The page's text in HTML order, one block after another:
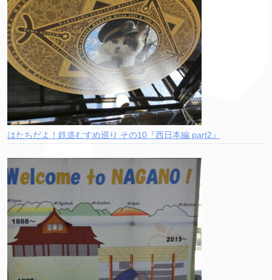
はたちだよ！鉄道むすめ巡り その10『西日本編 part2』